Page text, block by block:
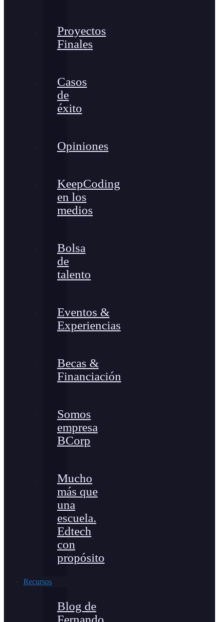
Proyectos
Finales
Casos
de
éxito
Opiniones
KeepCoding
en los
medios
Bolsa
de
talento
Eventos &
Experiencias
Becas &
Financiación
Somos
empresa
BCorp
Mucho
más que
una
escuela.
Edtech
con
propósito
Recursos
Blog de
Fernando